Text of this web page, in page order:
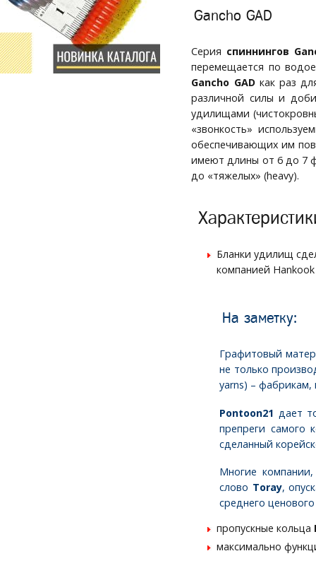
Gancho GAD
Серия спиннингов
перемещается по
Gancho GADкак раз
различной силы и
удилищами
«звонкость»
обеспечивающих им
имеют длины от 6 до 7
до «тяжелых» (heavy).
Бланки удилищ
компанией
На заметку:
Графитовый
не только
yarns) – фабрикам,
Pontoon21 дает
препреги самого
сделанный
Многие
слово Toray,
среднего
пропускные кольца
максимально